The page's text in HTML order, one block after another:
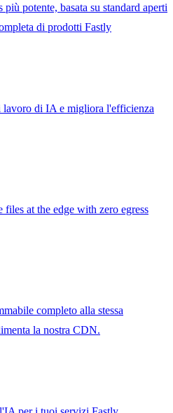
potente, basata su standard aperti
di prodotti Fastly
di IA e migliora l'efficienza
files at the edge with zero egress
completo alla stessa
la nostra CDN.